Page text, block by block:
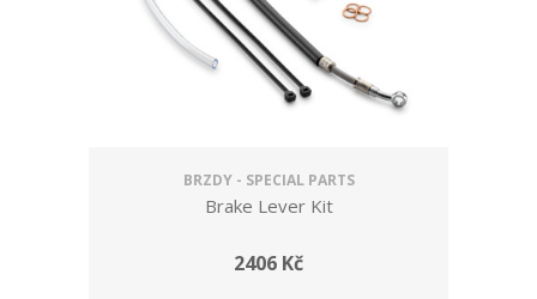
BRZDY - SPECIAL PARTS
Brake Lever Kit
2406 Kč